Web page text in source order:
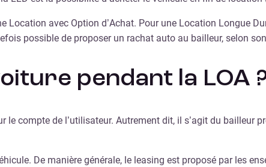
Location avec Option d’Achat. Pour une Location Longue
possible de proposer un rachat auto au bailleur, selon
pendant la LOA
compte de l’utilisateur. Autrement dit, il s’agit du bailleur
De manière générale, le leasing est proposé par les